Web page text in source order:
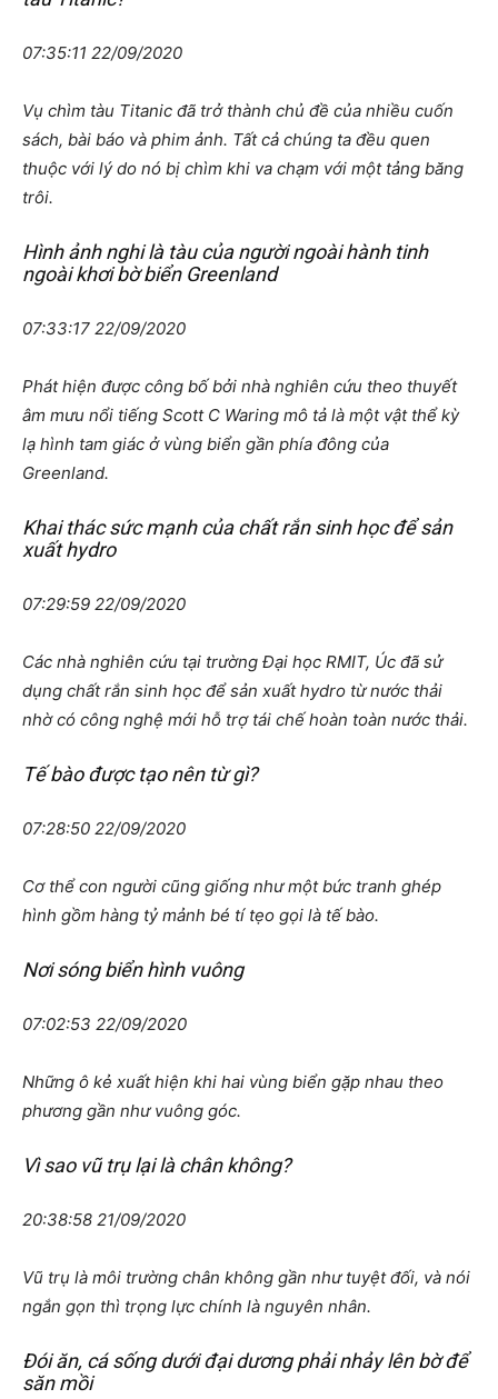
07:35:11 22/09/2020
Vụ chìm tàu ​​Titanic đã trở thành chủ đề của nhiều cuốn
sách, bài báo và phim ảnh. Tất cả chúng ta đều quen
thuộc với lý do nó bị chìm khi va chạm với một tảng băng
trôi.
Hình ảnh nghi là tàu của người ngoài hành tinh
ngoài khơi bờ biển Greenland
07:33:17 22/09/2020
Phát hiện được công bố bởi nhà nghiên cứu theo thuyết
âm mưu nổi tiếng Scott C Waring mô tả là một vật thể kỳ
lạ hình tam giác ở vùng biển gần phía đông của
Greenland.
Khai thác sức mạnh của chất rắn sinh học để sản
xuất hydro
07:29:59 22/09/2020
Các nhà nghiên cứu tại trường Đại học RMIT, Úc đã sử
dụng chất rắn sinh học để sản xuất hydro từ nước thải
nhờ có công nghệ mới hỗ trợ tái chế hoàn toàn nước thải.
Tế bào được tạo nên từ gì?
07:28:50 22/09/2020
Cơ thể con người cũng giống như một bức tranh ghép
hình gồm hàng tỷ mảnh bé tí tẹo gọi là tế bào.
Nơi sóng biển hình vuông
07:02:53 22/09/2020
Những ô kẻ xuất hiện khi hai vùng biển gặp nhau theo
phương gần như vuông góc.
Vì sao vũ trụ lại là chân không?
20:38:58 21/09/2020
Vũ trụ là môi trường chân không gần như tuyệt đối, và nói
ngắn gọn thì trọng lực chính là nguyên nhân.
Đói ăn, cá sống dưới đại dương phải nhảy lên bờ để
săn mồi